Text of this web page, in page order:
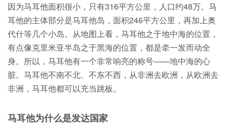
因为马耳他面积很小，只有316平方公里，人口约48万。马
耳他的主体部分是马耳他岛，面积246平方公里，再加上奥
代什等几个小岛。从地图上看，马耳他之于地中海的位置，
有点像克里米亚半岛之于黑海的位置，都是牵一发而动全
身。所以，马耳他有一个非常响亮的称号——地中海的心
脏。马耳他不南不北、不东不西，从非洲去欧洲，从欧洲去
非洲，马耳他都可以充当跳板。
马耳他为什么是发达国家